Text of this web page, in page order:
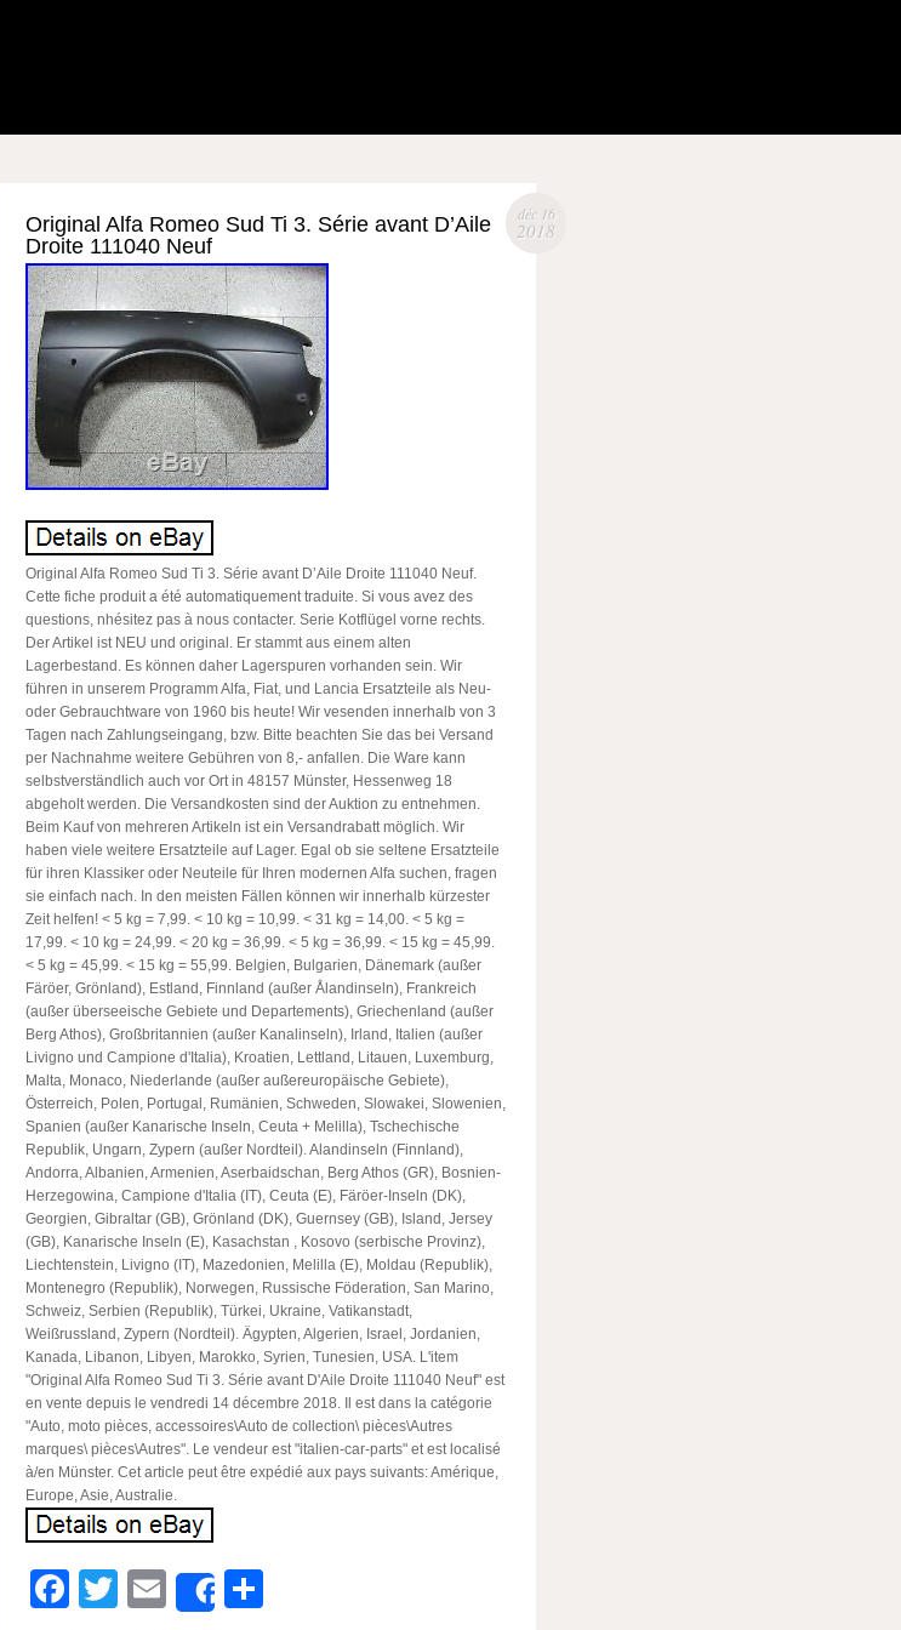
déc 16
2018
Original Alfa Romeo Sud Ti 3. Série avant D’Aile
Droite 111040 Neuf
Original Alfa Romeo Sud Ti 3. Série avant D’Aile Droite 111040 Neuf.
Cette fiche produit a été automatiquement traduite. Si vous avez des
questions, nhésitez pas à nous contacter. Serie Kotflügel vorne rechts.
Der Artikel ist NEU und original. Er stammt aus einem alten
Lagerbestand. Es können daher Lagerspuren vorhanden sein. Wir
führen in unserem Programm Alfa, Fiat, und Lancia Ersatzteile als Neu-
oder Gebrauchtware von 1960 bis heute! Wir vesenden innerhalb von 3
Tagen nach Zahlungseingang, bzw. Bitte beachten Sie das bei Versand
per Nachnahme weitere Gebühren von 8,- anfallen. Die Ware kann
selbstverständlich auch vor Ort in 48157 Münster, Hessenweg 18
abgeholt werden. Die Versandkosten sind der Auktion zu entnehmen.
Beim Kauf von mehreren Artikeln ist ein Versandrabatt möglich. Wir
haben viele weitere Ersatzteile auf Lager. Egal ob sie seltene Ersatzteile
für ihren Klassiker oder Neuteile für Ihren modernen Alfa suchen, fragen
sie einfach nach. In den meisten Fällen können wir innerhalb kürzester
Zeit helfen! < 5 kg = 7,99. < 10 kg = 10,99. < 31 kg = 14,00. < 5 kg =
17,99. < 10 kg = 24,99. < 20 kg = 36,99. < 5 kg = 36,99. < 15 kg = 45,99.
< 5 kg = 45,99. < 15 kg = 55,99. Belgien, Bulgarien, Dänemark (außer
Färöer, Grönland), Estland, Finnland (außer Ålandinseln), Frankreich
(außer überseeische Gebiete und Departements), Griechenland (außer
Berg Athos), Großbritannien (außer Kanalinseln), Irland, Italien (außer
Livigno und Campione d'Italia), Kroatien, Lettland, Litauen, Luxemburg,
Malta, Monaco, Niederlande (außer außereuropäische Gebiete),
Österreich, Polen, Portugal, Rumänien, Schweden, Slowakei, Slowenien,
Spanien (außer Kanarische Inseln, Ceuta + Melilla), Tschechische
Republik, Ungarn, Zypern (außer Nordteil). Alandinseln (Finnland),
Andorra, Albanien, Armenien, Aserbaidschan, Berg Athos (GR), Bosnien-
Herzegowina, Campione d'Italia (IT), Ceuta (E), Färöer-Inseln (DK),
Georgien, Gibraltar (GB), Grönland (DK), Guernsey (GB), Island, Jersey
(GB), Kanarische Inseln (E), Kasachstan , Kosovo (serbische Provinz),
Liechtenstein, Livigno (IT), Mazedonien, Melilla (E), Moldau (Republik),
Montenegro (Republik), Norwegen, Russische Föderation, San Marino,
Schweiz, Serbien (Republik), Türkei, Ukraine, Vatikanstadt,
Weißrussland, Zypern (Nordteil). Ägypten, Algerien, Israel, Jordanien,
Kanada, Libanon, Libyen, Marokko, Syrien, Tunesien, USA. L'item
"Original Alfa Romeo Sud Ti 3. Série avant D'Aile Droite 111040 Neuf" est
en vente depuis le vendredi 14 décembre 2018. Il est dans la catégorie
"Auto, moto pièces, accessoires\Auto de collection\ pièces\Autres
marques\ pièces\Autres". Le vendeur est "italien-car-parts" et est localisé
à/en Münster. Cet article peut être expédié aux pays suivants: Amérique,
Europe, Asie, Australie.
Facebook
TwitterEmailShare